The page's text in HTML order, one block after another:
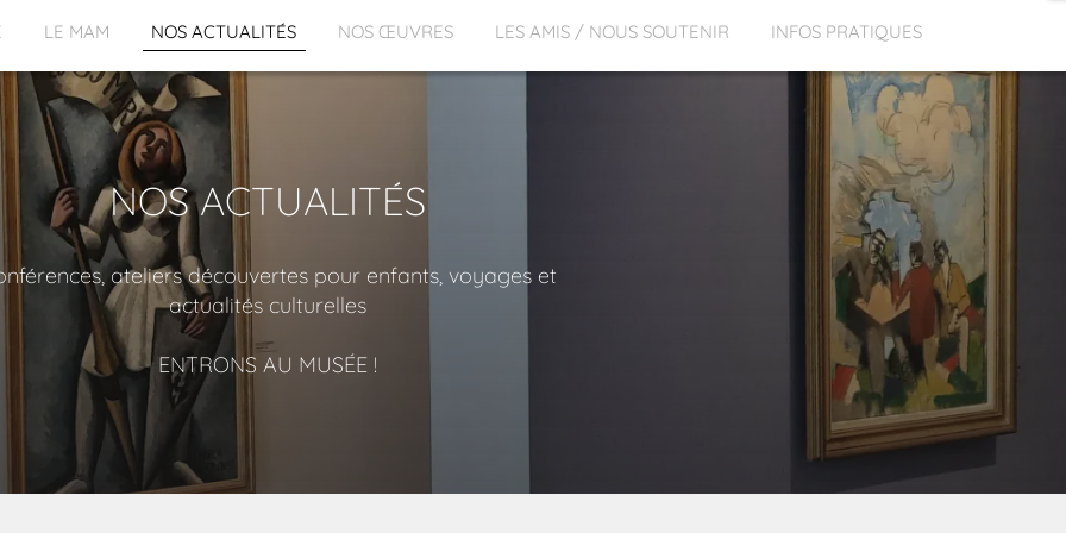
LE MAM NOS ACTUALITÉS NOS ŒUVRES LES AMIS / NOUS SOUTENIR INFOS PRATIQUES
NOS ACTUALITÉS
ateliers découvertes pour enfants, voyages et
actualités culturelles
ENTRONS AU MUSÉE !